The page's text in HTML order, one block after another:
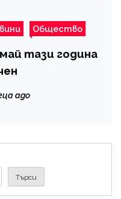
Общество
тази година
ago
Търси